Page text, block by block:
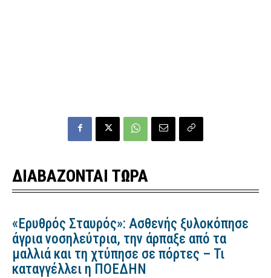
ΔΙΑΒΑΖΟΝΤΑΙ ΤΩΡΑ
«Ερυθρός Σταυρός»: Ασθενής ξυλοκόπησε
άγρια νοσηλεύτρια, την άρπαξε από τα
μαλλιά και τη χτύπησε σε πόρτες – Τι
καταγγέλλει η ΠΟΕΔΗΝ